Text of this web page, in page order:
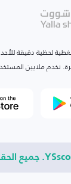
لحظية دقيقة
نخدم ملايين